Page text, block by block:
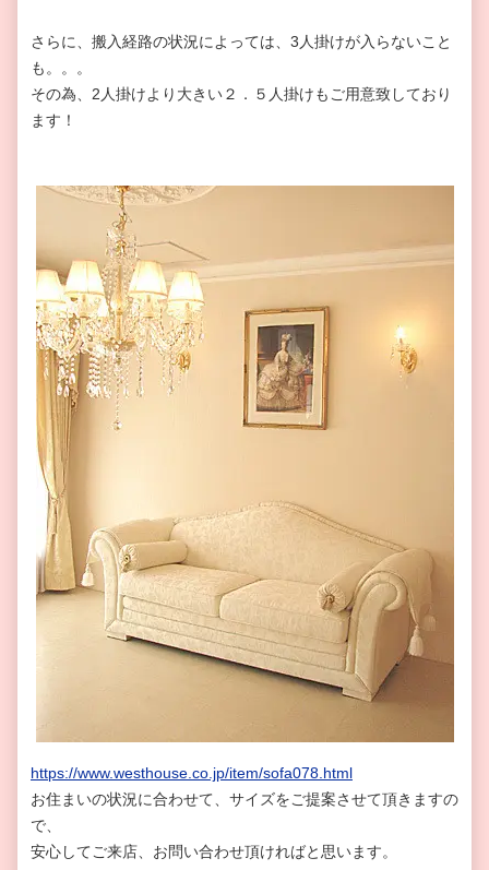
さらに、搬入経路の状況によっては、3人掛けが入らないこと
も。。。
その為、2人掛けより大きい２．５人掛けもご用意致しており
ます！
https://www.westhouse.co.jp/item/sofa078.html
お住まいの状況に合わせて、サイズをご提案させて頂きますの
で、
安心してご来店、お問い合わせ頂ければと思います。